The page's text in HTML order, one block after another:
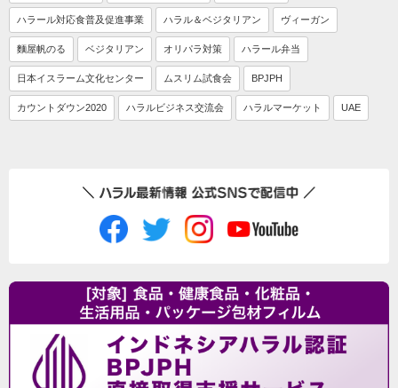
ハラール対応食普及促進事業 ハラル＆ベジタリアン ヴィーガン
麵屋帆のる ベジタリアン オリパラ対策 ハラール弁当
日本イスラーム文化センター ムスリム試食会 BPJPH
カウントダウン2020 ハラルビジネス交流会 ハラルマーケット UAE